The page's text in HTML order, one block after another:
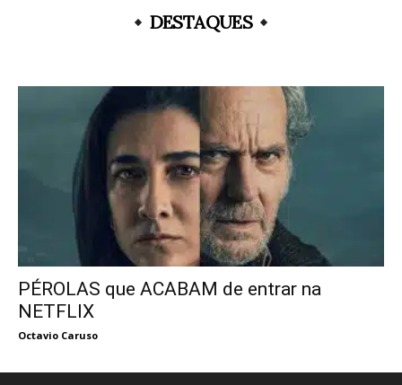
DESTAQUES
PÉROLAS que ACABAM de entrar na
NETFLIX
Octavio Caruso